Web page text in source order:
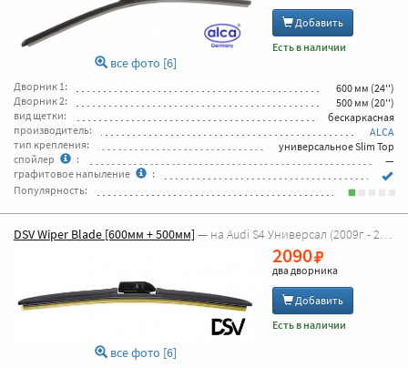
все фото [6]
Добавить
Есть в наличии
Дворник 1:
600 мм (24'')
Дворник 2:
500 мм (20'')
вид щетки:
бескаркасная
производитель:
ALCA
тип крепления:
универсальное Slim Top
спойлер
:
—
графитовое напыление
:
Популярность:
DSV Wiper Blade [600мм + 500мм] — на Audi S4 Универсал (2009г - 2026г [8K5,B8])
все фото [6]
2090
два дворника
Добавить
Есть в наличии